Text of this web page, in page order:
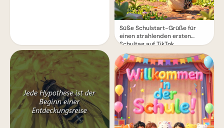
Süße Schulstart-Grüße für
einen strahlenden ersten
Schultag auf TikTok